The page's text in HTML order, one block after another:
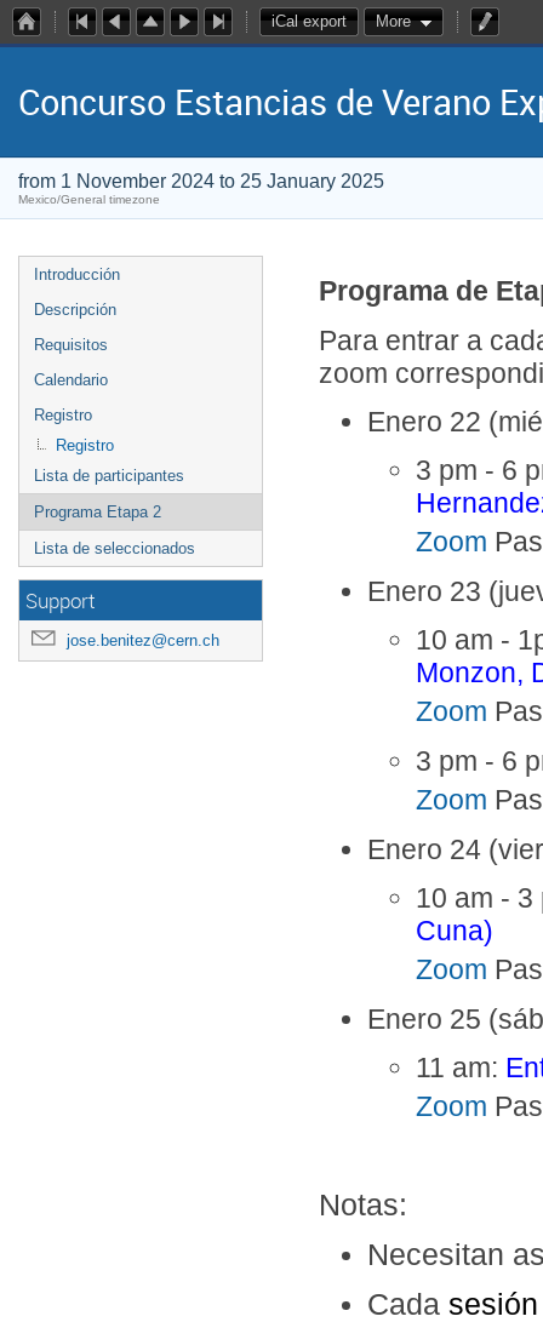
iCal export More
Concurso Estancias de Verano
from 1 November 2024 to 25 January 2025
Mexico/General timezone
Introducción
Descripción
Requisitos
Calendario
Registro
Registro
Lista de participantes
Programa Etapa 2
Lista de seleccionados
Support
jose.benitez@cern.ch
Programa de
Para entrar a
zoom
Enero 22
3 pm - 6
Zoom
Enero 23
10 am -
Monzon,
Zoom
3 pm - 6
Zoom
Enero 24
10 am -
Cuna)
Zoom
Enero 25
11 am:
Zoom
Notas:
Necesitan
Cada